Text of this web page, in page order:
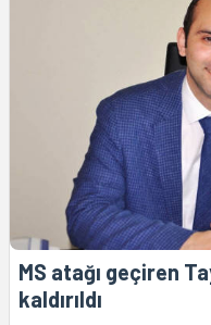
MS atağı geçiren
kaldırıldı